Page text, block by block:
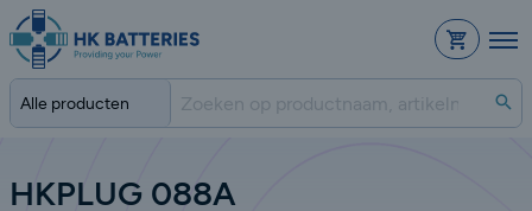
HKPLUG 088A